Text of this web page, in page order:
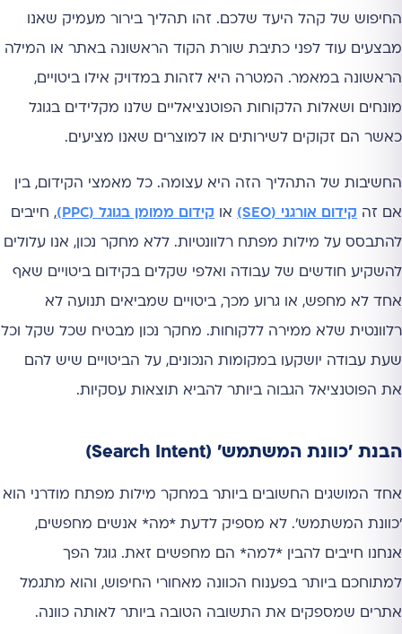
החיפוש של קהל היעד שלכם. זהו תהליך בירור מעמיק שאנו
מבצעים עוד לפני כתיבת שורת הקוד הראשונה באתר או המילה
הראשונה במאמר. המטרה היא לזהות במדויק אילו ביטויים,
מונחים ושאלות הלקוחות הפוטנציאליים שלנו מקלידים בגוגל
כאשר הם זקוקים לשירותים או למוצרים שאנו מציעים.
החשיבות של התהליך הזה היא עצומה. כל מאמצי הקידום, בין
אם זה קידום אורגני (SEO) או קידום ממומן בגוגל (PPC) , חייבים
להתבסס על מילות מפתח רלוונטיות. ללא מחקר נכון, אנו עלולים
להשקיע חודשים של עבודה ואלפי שקלים בקידום ביטויים שאף
אחד לא מחפש, או גרוע מכך, ביטויים שמביאים תנועה לא
רלוונטית שלא ממירה ללקוחות. מחקר נכון מבטיח שכל שקל וכל
שעת עבודה יושקעו במקומות הנכונים, על הביטויים שיש להם
את הפוטנציאל הגבוה ביותר להביא תוצאות עסקיות.
הבנת 'כוונת המשתמש' (Search Intent)
אחד המושגים החשובים ביותר במחקר מילות מפתח מודרני הוא
'כוונת המשתמש'. לא מספיק לדעת *מה* אנשים מחפשים,
אנחנו חייבים להבין *למה* הם מחפשים זאת. גוגל הפך
למתוחכם ביותר בפענוח הכוונה מאחורי החיפוש, והוא מתגמל
אתרים שמספקים את התשובה הטובה ביותר לאותה כוונה.